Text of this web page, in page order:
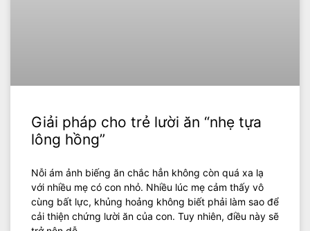
Giải pháp cho trẻ lười ăn “nhẹ tựa
lông hồng”
Nỗi ám ảnh biếng ăn chắc hẳn không còn quá xa lạ
với nhiều mẹ có con nhỏ. Nhiều lúc mẹ cảm thấy vô
cùng bất lực, khủng hoảng không biết phải làm sao để
cải thiện chứng lười ăn của con. Tuy nhiên, điều này sẽ